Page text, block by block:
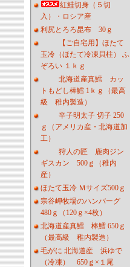
紅鮭切身（５切
入）・ロシア産
利尻とろろ昆布 30ｇ
【ご自宅用】ほたて
玉冷（ほたて冷凍貝柱） ふ
ぞろい １ｋｇ
北海道産真鱈 カッ
トもどし棒鱈 1ｋｇ（最高
級 稚内製造）
辛子明太子 切子 250
ｇ（アメリカ産・北海道加
工）
狩人の匠 鹿肉ジン
ギスカン 500ｇ（稚内
産）
ほたて玉冷 Ｍサイズ500ｇ
宗谷岬牧場のハンバーグ
480ｇ（120ｇ×4枚）
北海道産真鱈 棒鱈 650ｇ
（最高級 稚内製造）
毛がに 北海道産 浜ゆで
（冷凍） 650ｇ×１尾